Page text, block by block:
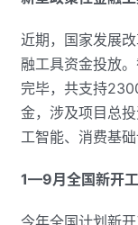
近期，国家发展
融工具资金投放
完毕，共支持
金，涉及项目总
工智能、消费基
1—9月全国新开